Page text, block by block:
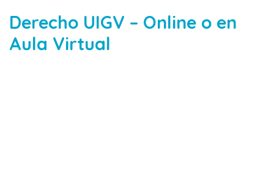
Derecho UIGV – Online o en
Aula Virtual